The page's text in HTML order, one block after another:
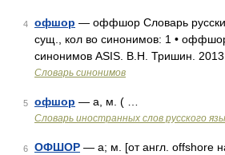
4 офшор — оффшор Словарь
сущ., кол во синонимов: 1 •
синонимов ASIS. В.Н. Тришин. 2013
Словарь синонимов
5 офшор — а, м. ( …
Словарь иностранных слов русского
6 ОФШОР — а; м. [от англ. offshore